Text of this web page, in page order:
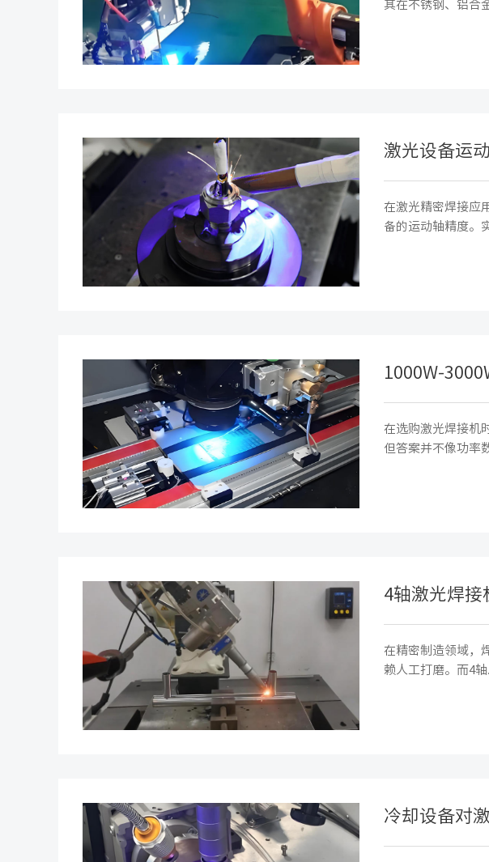
其在不锈钢、铝合
激光设备运
在激光精密焊接应
备的运动轴精度。
1000W-
在选购激光焊接机
但答案并不像功率
4轴激光焊接
在精密制造领域，
赖人工打磨。而4轴
冷却设备对